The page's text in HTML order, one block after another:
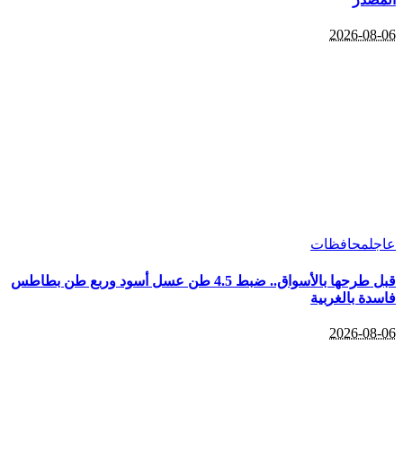
2026-08-06
عاجلمحافظات
قبل طرحها بالأسواق.. ضبط 4.5 طن عسل أسود وربع طن بطاطس
فاسدة بالغربية
2026-08-06